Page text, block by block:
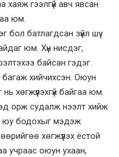
хаяж гээлгүй авч явсан
юм.
бол батлагдсан зүйл шүү
юм. Хүн нисдэг,
байсан гэдэг.
багаж хийчихсэн. Оюун
хөгжүүлэхгүй байгаа юм.
орж судалж нээлт хийж
юу бодохыг мэдэж
хөгжүүлэх ёстой
учраас оюун ухаан,